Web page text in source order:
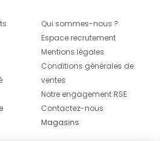
Qui sommes-nous ?
Espace recrutement
Mentions légales
Conditions générales de
ventes
Notre engagement RSE
Contactez-nous
Magasins